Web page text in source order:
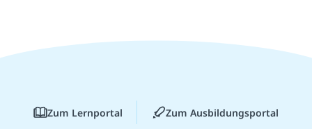
Zum Lernportal Zum Ausbildungsportal